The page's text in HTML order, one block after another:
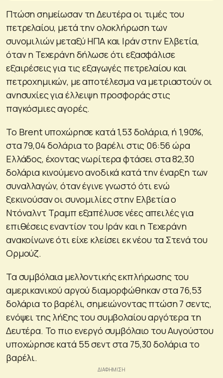
Πτώση σημείωσαν τη Δευτέρα οι τιμές του
πετρελαίου, μετά την ολοκλήρωση των
συνομιλιών μεταξύ ΗΠΑ και Ιράν στην Ελβετία,
όταν η Τεχεράνη δήλωσε ότι εξασφάλισε
εξαιρέσεις για τις εξαγωγές πετρελαίου και
πετροχημικών, με αποτέλεσμα να μετριαστούν οι
ανησυχίες για έλλειψη προσφοράς στις
παγκόσμιες αγορές.
Το Brent υποχώρησε κατά 1,53 δολάρια, ή 1,90%,
στα 79,04 δολάρια το βαρέλι στις 06:56 ώρα
Ελλάδος, έχοντας νωρίτερα φτάσει στα 82,30
δολάρια κινούμενο ανοδικά κατά την έναρξη των
συναλλαγών, όταν έγινε γνωστό ότι ενώ
ξεκινούσαν οι συνομιλίες στην Ελβετία ο
Ντόναλντ Τραμπ εξαπέλυσε νέες απειλές για
επιθέσεις εναντίον του Ιράν και η Τεχεράνη
ανακοίνωνε ότι είχε κλείσει εκ νέου τα Στενά του
Ορμούζ.
Τα συμβόλαια μελλοντικής εκπλήρωσης του
αμερικανικού αργού διαμορφώθηκαν στα 76,53
δολάρια το βαρέλι, σημειώνοντας πτώση 7 σεντς,
ενόψει της λήξης του συμβολαίου αργότερα τη
Δευτέρα. Το πιο ενεργό συμβόλαιο του Αυγούστου
υποχώρησε κατά 55 σεντ στα 75,30 δολάρια το
βαρέλι.